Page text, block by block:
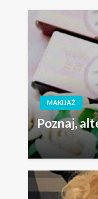
MAKIJAŻ
Poznaj,